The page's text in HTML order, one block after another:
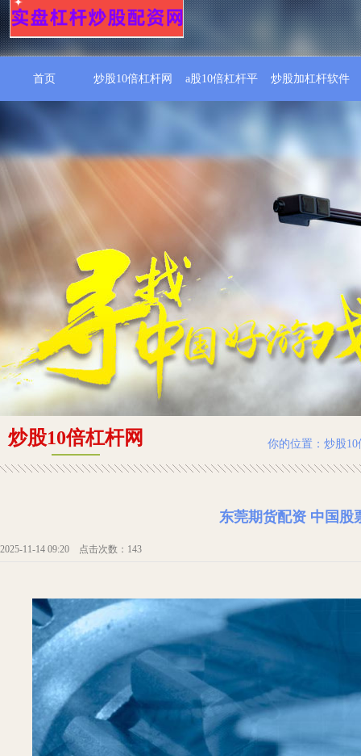
首页 炒股10倍杠杆网 a股10倍杠杆平 炒股加杠杆软件
炒股10倍杠杆网 你的位置： 炒股10
东莞期货配资 中国股
2025-11-14 09:20 点击次数：143